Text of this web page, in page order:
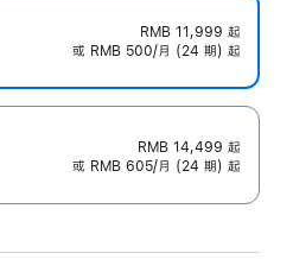
RMB 11,999 起
或 RMB 500/月 (24 期) 起
RMB 14,499 起
或 RMB 605/月 (24 期) 起